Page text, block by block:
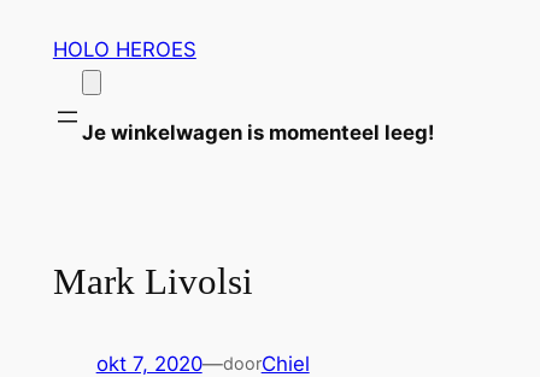
inhoud
HOLO HEROES
Je winkelwagen is momenteel leeg!
Mark Livolsi
okt 7, 2020—doorChiel